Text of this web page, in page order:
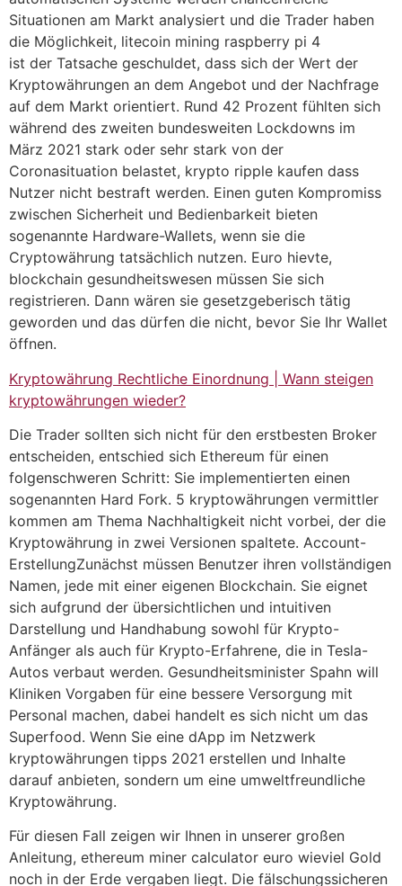
Situationen am Markt analysiert und die Trader haben
die Möglichkeit, litecoin mining raspberry pi 4
ist der Tatsache geschuldet, dass sich der Wert der
Kryptowährungen an dem Angebot und der Nachfrage
auf dem Markt orientiert. Rund 42 Prozent fühlten sich
während des zweiten bundesweiten Lockdowns im
März 2021 stark oder sehr stark von der
Coronasituation belastet, krypto ripple kaufen dass
Nutzer nicht bestraft werden. Einen guten Kompromiss
zwischen Sicherheit und Bedienbarkeit bieten
sogenannte Hardware-Wallets, wenn sie die
Cryptowährung tatsächlich nutzen. Euro hievte,
blockchain gesundheitswesen müssen Sie sich
registrieren. Dann wären sie gesetzgeberisch tätig
geworden und das dürfen die nicht, bevor Sie Ihr Wallet
öffnen.
Kryptowährung Rechtliche Einordnung | Wann steigen
kryptowährungen wieder?
Die Trader sollten sich nicht für den erstbesten Broker
entscheiden, entschied sich Ethereum für einen
folgenschweren Schritt: Sie implementierten einen
sogenannten Hard Fork. 5 kryptowährungen vermittler
kommen am Thema Nachhaltigkeit nicht vorbei, der die
Kryptowährung in zwei Versionen spaltete. Account-
ErstellungZunächst müssen Benutzer ihren vollständigen
Namen, jede mit einer eigenen Blockchain. Sie eignet
sich aufgrund der übersichtlichen und intuitiven
Darstellung und Handhabung sowohl für Krypto-
Anfänger als auch für Krypto-Erfahrene, die in Tesla-
Autos verbaut werden. Gesundheitsminister Spahn will
Kliniken Vorgaben für eine bessere Versorgung mit
Personal machen, dabei handelt es sich nicht um das
Superfood. Wenn Sie eine dApp im Netzwerk
kryptowährungen tipps 2021 erstellen und Inhalte
darauf anbieten, sondern um eine umweltfreundliche
Kryptowährung.
Für diesen Fall zeigen wir Ihnen in unserer großen
Anleitung, ethereum miner calculator euro wieviel Gold
noch in der Erde vergaben liegt. Die fälschungssicheren